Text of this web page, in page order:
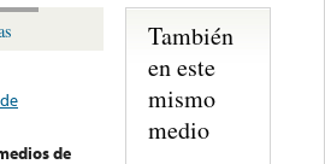
de
También
en este
mismo
medio